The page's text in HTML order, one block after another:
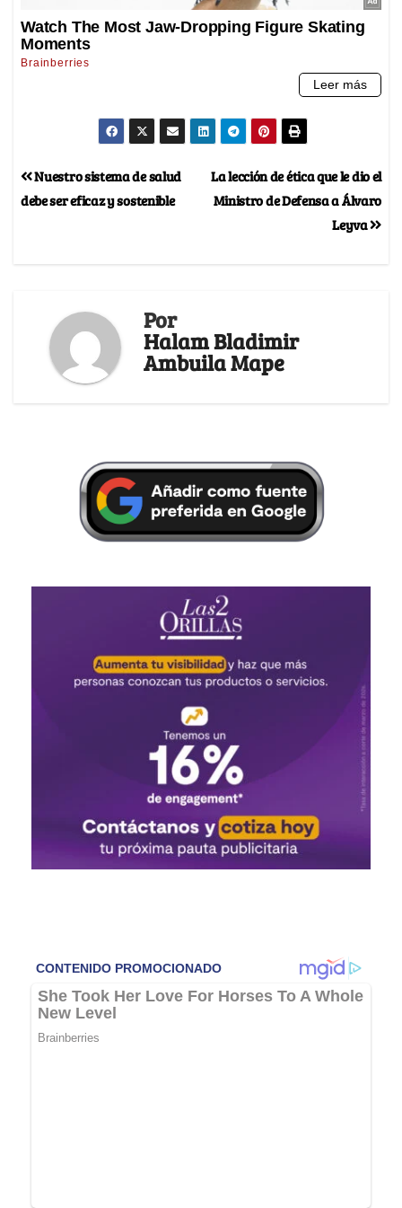
La lección de ética que le dio el
Ministro de Defensa a Álvaro
Leyva
Nuestro sistema de salud
debe ser eficaz y sostenible
Por
Halam Bladimir
Ambuila Mape